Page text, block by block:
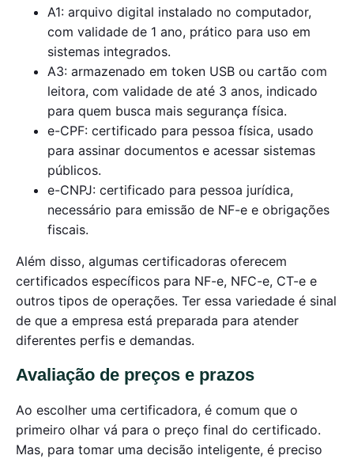
A1: arquivo digital instalado no computador,
com validade de 1 ano, prático para uso em
sistemas integrados.
A3: armazenado em token USB ou cartão com
leitora, com validade de até 3 anos, indicado
para quem busca mais segurança física.
e-CPF: certificado para pessoa física, usado
para assinar documentos e acessar sistemas
públicos.
e-CNPJ: certificado para pessoa jurídica,
necessário para emissão de NF-e e obrigações
fiscais.
Além disso, algumas certificadoras oferecem
certificados específicos para NF-e, NFC-e, CT-e e
outros tipos de operações. Ter essa variedade é sinal
de que a empresa está preparada para atender
diferentes perfis e demandas.
Avaliação de preços e prazos
Ao escolher uma certificadora, é comum que o
primeiro olhar vá para o preço final do certificado.
Mas, para tomar uma decisão inteligente, é preciso